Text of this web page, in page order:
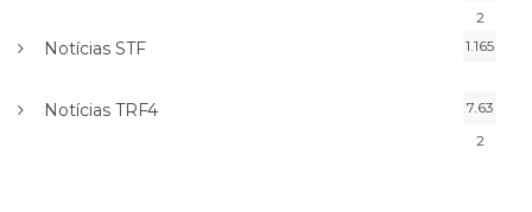
2
Notícias STF 1.165
Notícias TRF4
7.63
2